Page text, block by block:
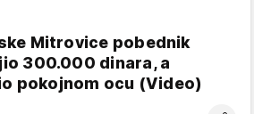
Mitrovice pobednik
300.000 dinara, a
pokojnom ocu (Video)